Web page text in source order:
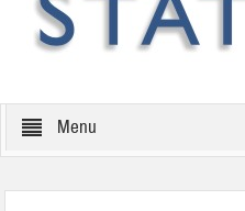
Menu